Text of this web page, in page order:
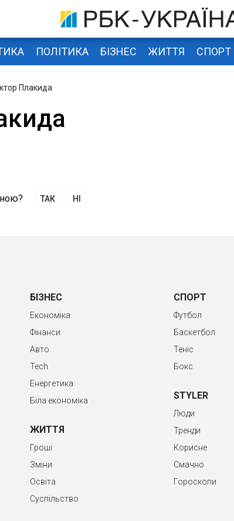
ПОЛІТИКА БІЗНЕС ЖИТТЯ СПОРТ
Плакида
ТАК НІ
БІЗНЕС
Економіка
Фінанси
Авто
Tech
Енергетика
Біла економіка
ЖИТТЯ
Гроші
Зміни
Освіта
Суспільство
СПОРТ
Футбол
Баскетбол
Теніс
Бокс
STYLER
Люди
Тренди
Корисне
Смачно
Гороскопи